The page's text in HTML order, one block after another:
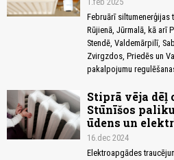
Februārī siltumenerģijas
Rūjienā, Jūrmalā, kā arī
Stendē, Valdemārpilī,
Zvirgzdos, Priedēs un
pakalpojumu
Stiprā vēja
Stūnīšos
ūdens un
16.dec 2024
Elektroapgādes